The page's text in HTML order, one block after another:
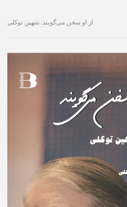
از او سخن می‌گویند: شهین توکلی